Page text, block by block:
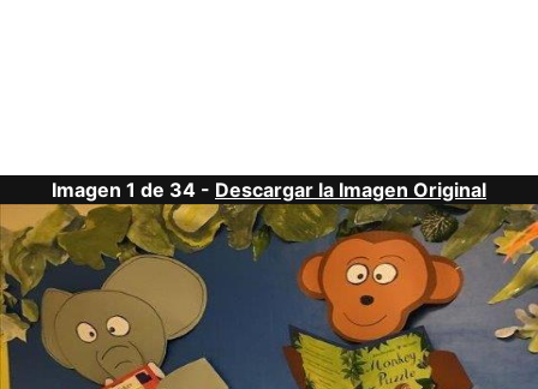
Imagen 1 de 34 - Descargar la Imagen Original